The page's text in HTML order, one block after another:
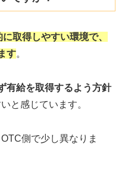
取得しやすい環境で、
す。
有給を取得するよう方針
と感じています。
側で少し異なりま